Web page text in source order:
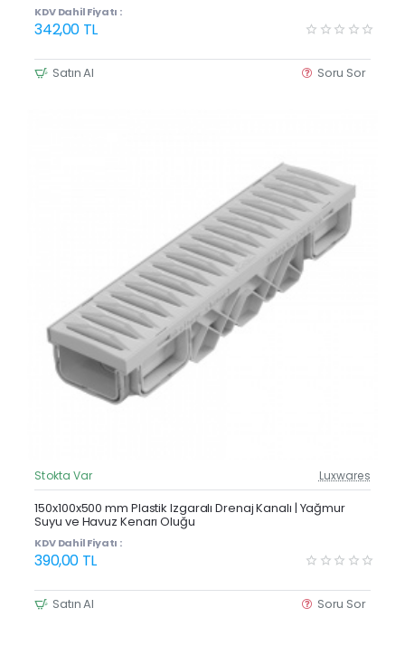
KDV Dahil Fiyatı :
342,00 TL
Satın Al Soru Sor
Güncel Fiyat
Yeni Ürün
Stokta Var Luxwares
150x100x500 mm Plastik Izgaralı Drenaj Kanalı | Yağmur
Suyu ve Havuz Kenarı Oluğu
KDV Dahil Fiyatı :
390,00 TL
Satın Al Soru Sor